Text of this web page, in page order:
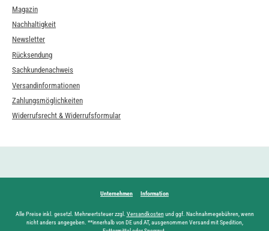
Magazin
Nachhaltigkeit
Newsletter
Rücksendung
Sachkundenachweis
Versandinformationen
Zahlungsmöglichkeiten
Widerrufsrecht & Widerrufsformular
Unternehmen Information
Alle Preise inkl. gesetzl. Mehrwertsteuer zzgl. Versandkostenund ggf. Nachnahmegebühren, wenn
nicht anders angegeben. **innerhalb von DE und AT, ausgenommen Versand mit Spedition,